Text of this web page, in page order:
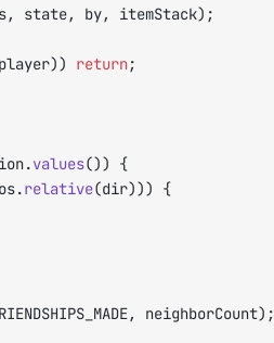
state, by, itemStack);
return;
values()) {
relative(dir))) {
neighborCount);